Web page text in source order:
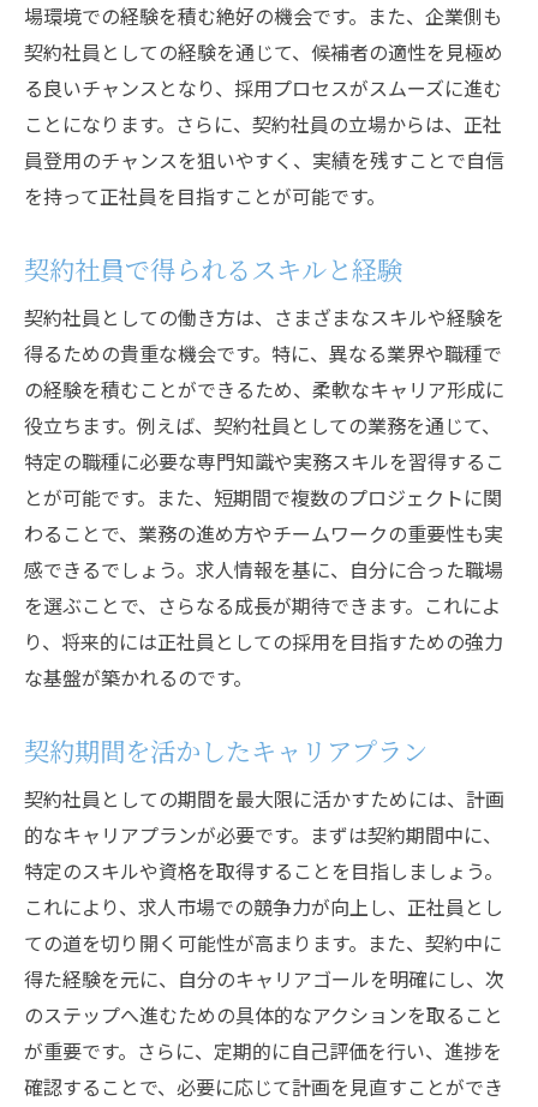
場環境での経験を積む絶好の機会です。また、企業側も
契約社員としての経験を通じて、候補者の適性を見極め
る良いチャンスとなり、採用プロセスがスムーズに進む
ことになります。さらに、契約社員の立場からは、正社
員登用のチャンスを狙いやすく、実績を残すことで自信
を持って正社員を目指すことが可能です。
契約社員で得られるスキルと経験
契約社員としての働き方は、さまざまなスキルや経験を
得るための貴重な機会です。特に、異なる業界や職種で
の経験を積むことができるため、柔軟なキャリア形成に
役立ちます。例えば、契約社員としての業務を通じて、
特定の職種に必要な専門知識や実務スキルを習得するこ
とが可能です。また、短期間で複数のプロジェクトに関
わることで、業務の進め方やチームワークの重要性も実
感できるでしょう。求人情報を基に、自分に合った職場
を選ぶことで、さらなる成長が期待できます。これによ
り、将来的には正社員としての採用を目指すための強力
な基盤が築かれるのです。
契約期間を活かしたキャリアプラン
契約社員としての期間を最大限に活かすためには、計画
的なキャリアプランが必要です。まずは契約期間中に、
特定のスキルや資格を取得することを目指しましょう。
これにより、求人市場での競争力が向上し、正社員とし
ての道を切り開く可能性が高まります。また、契約中に
得た経験を元に、自分のキャリアゴールを明確にし、次
のステップへ進むための具体的なアクションを取ること
が重要です。さらに、定期的に自己評価を行い、進捗を
確認することで、必要に応じて計画を見直すことができ